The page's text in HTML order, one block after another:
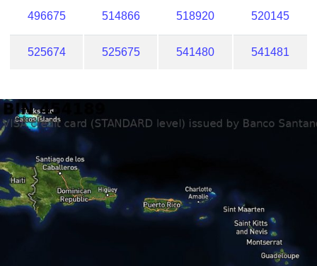
496675 514866 518920 520145
525674 525675 541480 541481